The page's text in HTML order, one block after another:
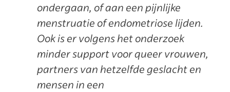
ondergaan, of aan een pijnlijke
menstruatie of endometriose lijden.
Ook is er volgens het onderzoek
minder support voor queer vrouwen,
partners van hetzelfde geslacht en
mensen in een